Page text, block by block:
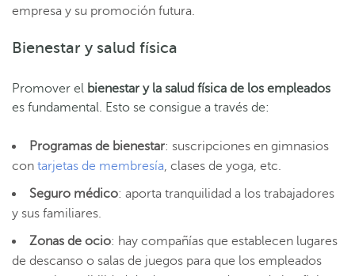
empresa y su promoción futura.
Bienestar y salud física
Promover el bienestar y la salud física de los empleados
es fundamental. Esto se consigue a través de:
Programas de bienestar: suscripciones en gimnasios
con tarjetas de membresía, clases de yoga, etc.
Seguro médico: aporta tranquilidad a los trabajadores
y sus familiares.
Zonas de ocio: hay compañías que establecen lugares
de descanso o salas de juegos para que los empleados